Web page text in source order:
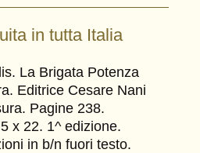
in tutta Italia
La Brigata Potenza
Editrice Cesare Nani
Pagine 238.
x 22. 1^ edizione.
in b/n fuori testo.